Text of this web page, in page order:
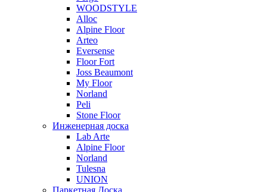
WOODSTYLE
Alloc
Alpine Floor
Arteo
Eversense
Floor Fort
Joss Beaumont
My Floor
Norland
Peli
Stone Floor
Инженерная доска
Lab Arte
Alpine Floor
Norland
Tulesna
UNION
Паркетная Доска